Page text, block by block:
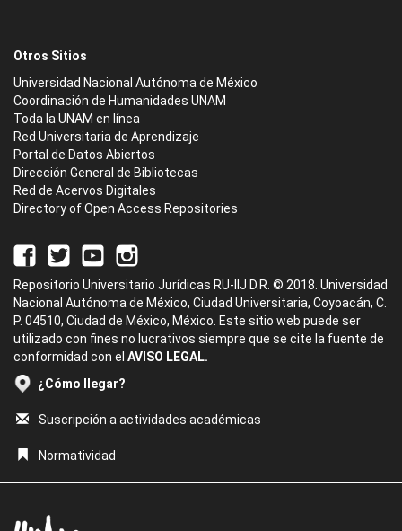
Otros Sitios
Universidad Nacional Autónoma de México
Coordinación de Humanidades UNAM
Toda la UNAM en línea
Red Universitaria de Aprendizaje
Portal de Datos Abiertos
Dirección General de Bibliotecas
Red de Acervos Digitales
Directory of Open Access Repositories
Repositorio Universitario Jurídicas RU-IIJ D.R. © 2018. Universidad
Nacional Autónoma de México, Ciudad Universitaria, Coyoacán, C.
P. 04510, Ciudad de México, México. Este sitio web puede ser
utilizado con fines no lucrativos siempre que se cite la fuente de
conformidad con el AVISO LEGAL.
¿Cómo llegar?
Suscripción a actividades académicas
Normatividad